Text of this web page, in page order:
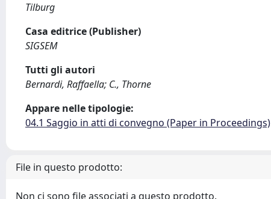
Tilburg
Casa editrice (Publisher)
SIGSEM
Tutti gli autori
Bernardi, Raffaella; C., Thorne
Appare nelle tipologie:
04.1 Saggio in atti di convegno (Paper in Proceedings)
File in questo prodotto:
Non ci sono file associati a questo prodotto.